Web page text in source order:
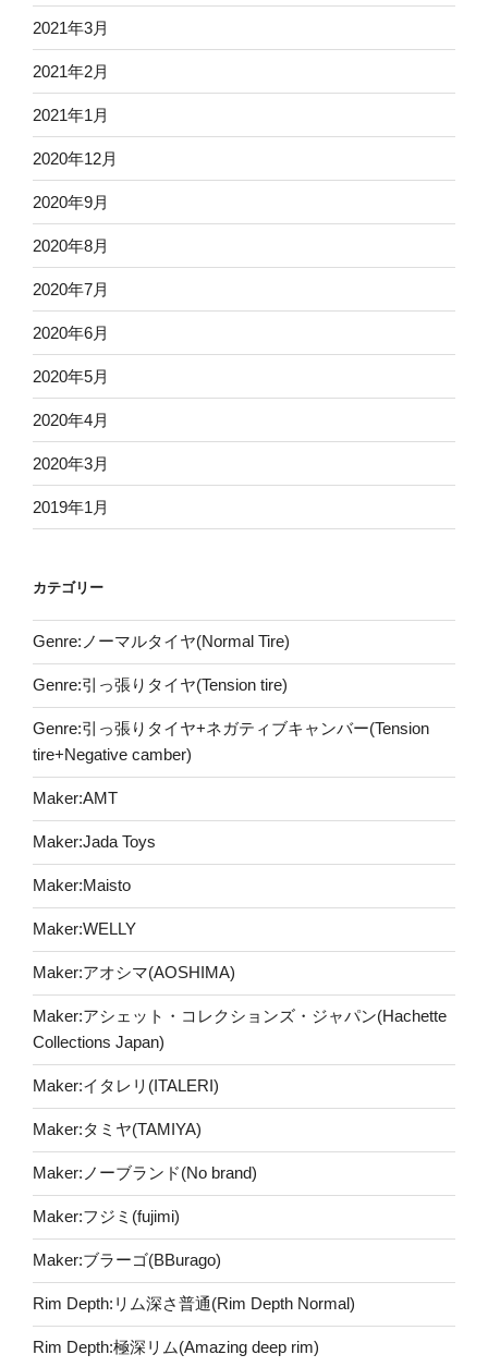
2021年3月
2021年2月
2021年1月
2020年12月
2020年9月
2020年8月
2020年7月
2020年6月
2020年5月
2020年4月
2020年3月
2019年1月
カテゴリー
Genre:ノーマルタイヤ(Normal Tire)
Genre:引っ張りタイヤ(Tension tire)
Genre:引っ張りタイヤ+ネガティブキャンバー(Tension
tire+Negative camber)
Maker:AMT
Maker:Jada Toys
Maker:Maisto
Maker:WELLY
Maker:アオシマ(AOSHIMA)
Maker:アシェット・コレクションズ・ジャパン(Hachette
Collections Japan)
Maker:イタレリ(ITALERI)
Maker:タミヤ(TAMIYA)
Maker:ノーブランド(No brand)
Maker:フジミ(fujimi)
Maker:ブラーゴ(BBurago)
Rim Depth:リム深さ普通(Rim Depth Normal)
Rim Depth:極深リム(Amazing deep rim)